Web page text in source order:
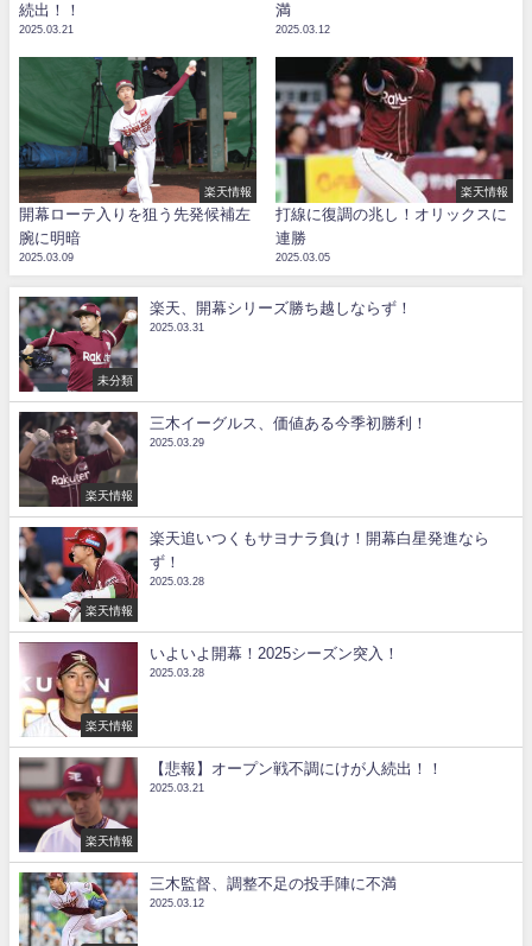
続出！！
2025.03.21
満
2025.03.12
楽天情報
開幕ローテ入りを狙う先発候補左
腕に明暗
2025.03.09
楽天情報
打線に復調の兆し！オリックスに
連勝
2025.03.05
未分類
楽天、開幕シリーズ勝ち越しならず！
2025.03.31
楽天情報
三木イーグルス、価値ある今季初勝利！
2025.03.29
楽天情報
楽天追いつくもサヨナラ負け！開幕白星発進なら
ず！
2025.03.28
楽天情報
いよいよ開幕！2025シーズン突入！
2025.03.28
楽天情報
【悲報】オープン戦不調にけが人続出！！
2025.03.21
三木監督、調整不足の投手陣に不満
2025.03.12